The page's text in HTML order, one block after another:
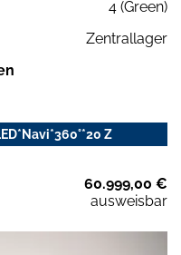
4 (Green)
Zentrallager
Z
60.999,00 €
ausweisbar